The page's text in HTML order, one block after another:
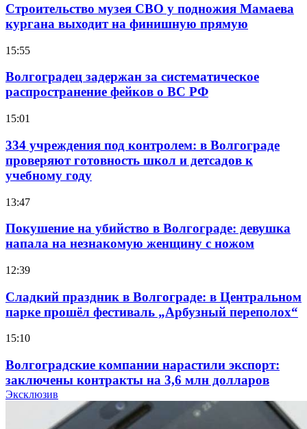
Строительство музея СВО у подножия Мамаева
кургана выходит на финишную прямую
15:55
Волгоградец задержан за систематическое
распространение фейков о ВС РФ
15:01
334 учреждения под контролем: в Волгограде
проверяют готовность школ и детсадов к
учебному году
13:47
Покушение на убийство в Волгограде: девушка
напала на незнакомую женщину с ножом
12:39
Сладкий праздник в Волгограде: в Центральном
парке прошёл фестиваль „Арбузный переполох“
15:10
Волгоградские компании нарастили экспорт:
заключены контракты на 3,6 млн долларов
Эксклюзив